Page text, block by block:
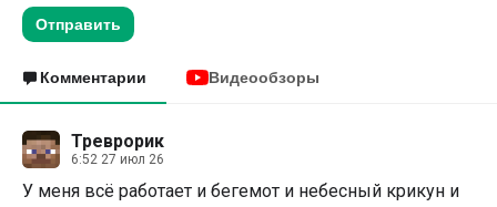
Отправить
Комментарии Видеообзоры
Треврорик
6:52 27 июл 26
У меня всë работает и бегемот и небесный крикун и